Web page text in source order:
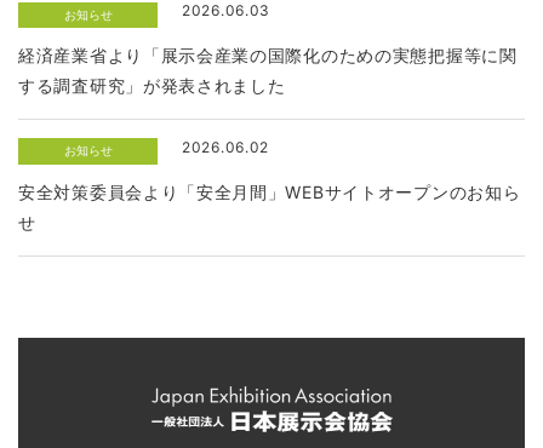
お知らせ 2026.06.03
経済産業省より「展示会産業の国際化のための実態把握等に関
する調査研究」が発表されました
お知らせ 2026.06.02
安全対策委員会より「安全月間」WEBサイトオープンのお知ら
せ